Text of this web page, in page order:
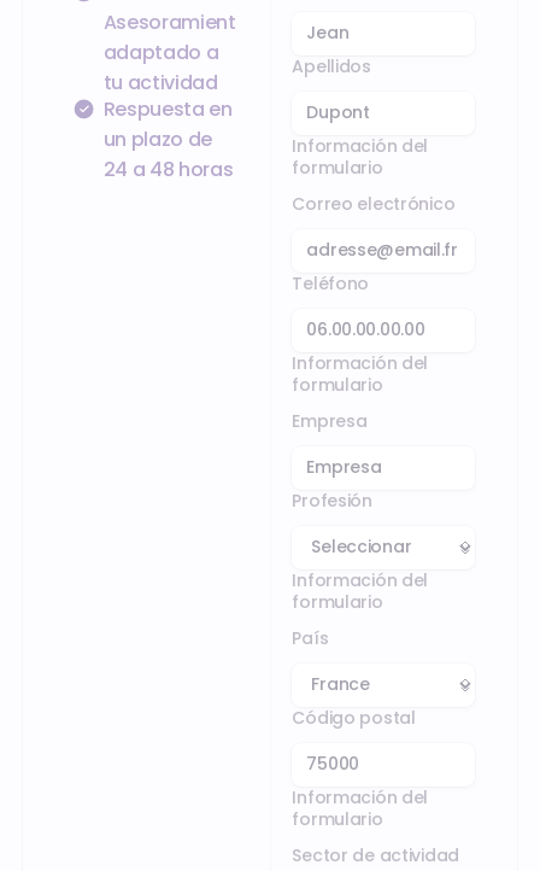
Asesoramiento
adaptado a
tu actividad
Respuesta en
un plazo de
24 a 48 horas
Apellidos
Información del
formulario
Correo electrónico
Teléfono
Información del
formulario
Empresa
Profesión
Información del
formulario
País
Código postal
Información del
formulario
Sector de actividad